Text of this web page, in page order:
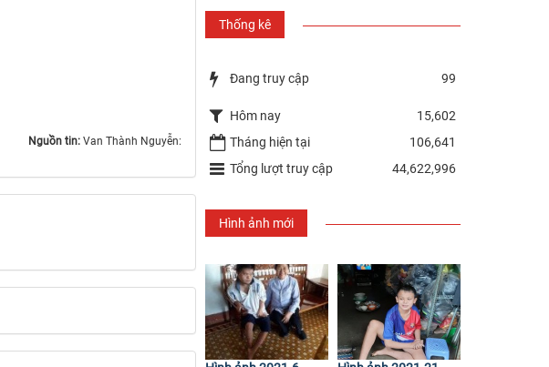
Nguồn tin: Van Thành Nguyễn:
Thống kê
Đang truy cập 99
Hôm nay
15,602
Tháng hiện tại
106,641
Tổng lượt truy cập
44,622,996
Hình ảnh mới